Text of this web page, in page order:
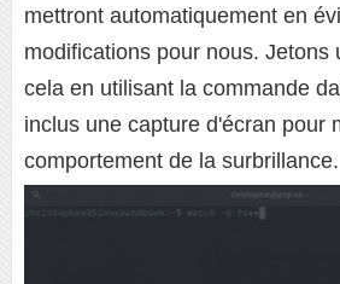
mettront automatiquement en
modifications pour nous.
cela en utilisant la commande
inclus une capture d'écran pour
comportement de la surbrillance.